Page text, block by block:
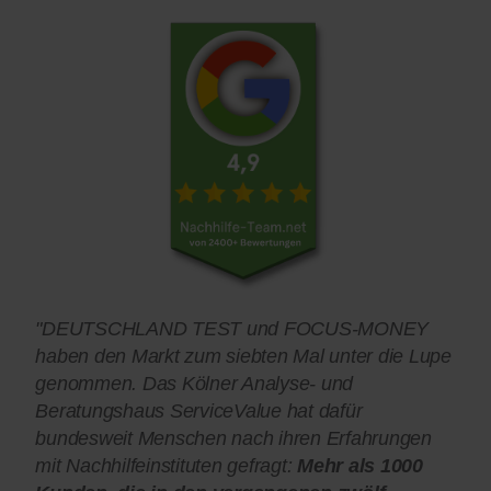
"DEUTSCHLAND TEST und FOCUS-MONEY
haben den Markt zum siebten Mal unter die Lupe
genommen. Das Kölner Analyse- und
Beratungshaus ServiceValue hat dafür
bundesweit Menschen nach ihren Erfahrungen
mit Nachhilfeinstituten gefragt: Mehr als 1000